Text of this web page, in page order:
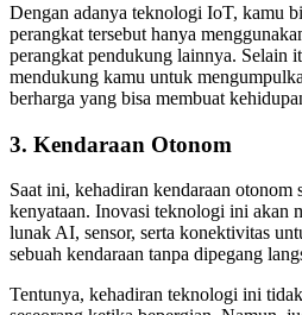
Dengan adanya teknologi IoT, kamu
perangkat tersebut hanya
perangkat pendukung lainnya. Selain
mendukung kamu untuk
berharga yang bisa membuat
3. Kendaraan Otonom
Saat ini, kehadiran kendaraan otonom
kenyataan. Inovasi teknologi ini akan
lunak AI, sensor, serta konektivitas
sebuah kendaraan tanpa dipegang
Tentunya, kehadiran teknologi ini